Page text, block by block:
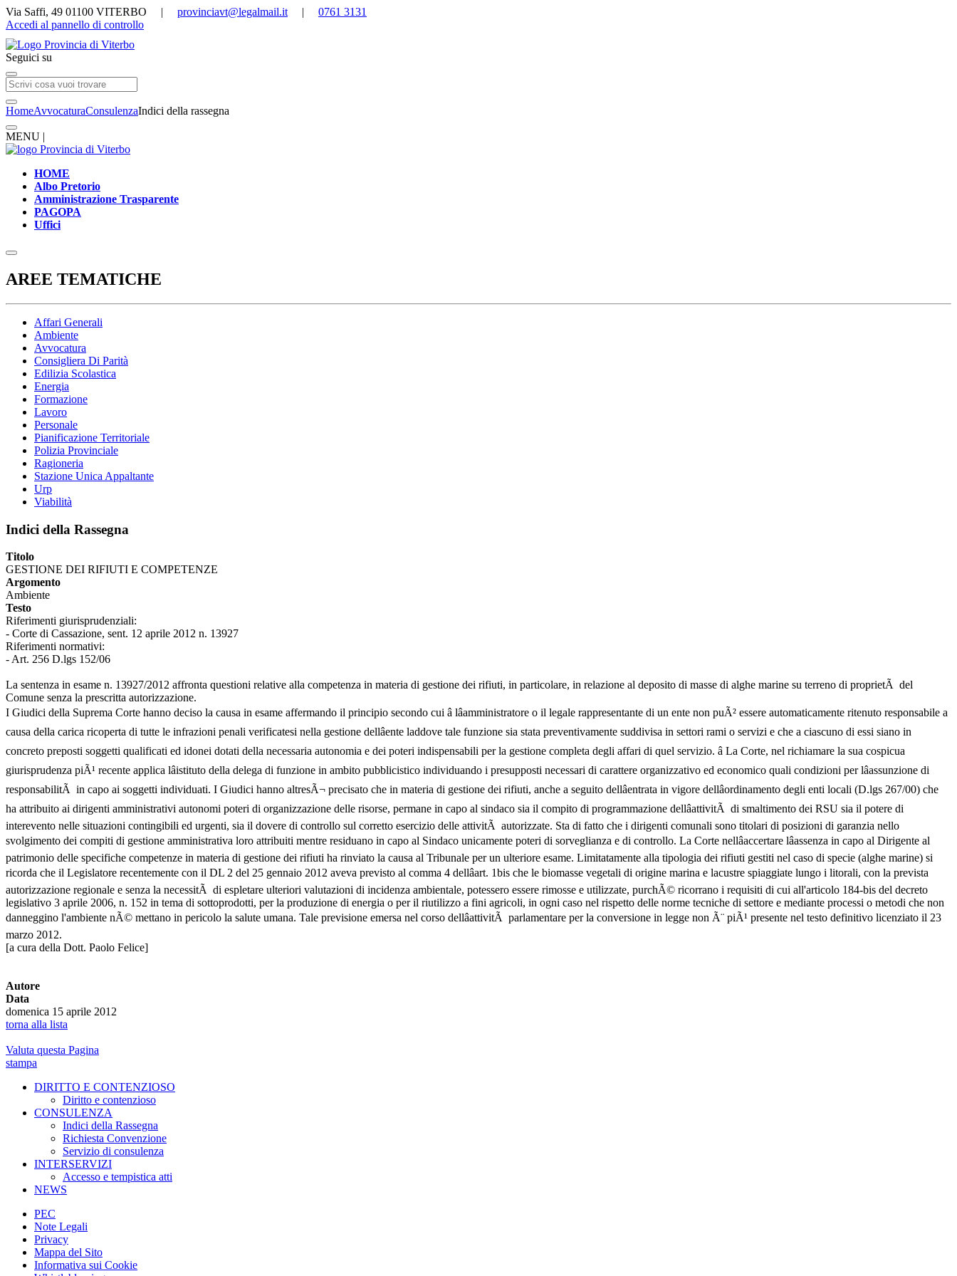
Via Saffi, 49 01100 VITERBO | provinciavt@legalmail.it | 0761 3131
Accedi al pannello di controllo
Seguici su
HomeAvvocaturaConsulenzaIndici della rassegna
MENU |
HOME
Albo Pretorio
Amministrazione Trasparente
PAGOPA
Uffici
AREE TEMATICHE
Affari Generali
Ambiente
Avvocatura
Consigliera Di Parità
Edilizia Scolastica
Energia
Formazione
Lavoro
Personale
Pianificazione Territoriale
Polizia Provinciale
Ragioneria
Stazione Unica Appaltante
Urp
Viabilità
Indici della Rassegna
Titolo
GESTIONE DEI RIFIUTI E COMPETENZE
Argomento
Ambiente
Testo
Riferimenti giurisprudenziali:
- Corte di Cassazione, sent. 12 aprile 2012 n. 13927
Riferimenti normativi:
- Art. 256 D.lgs 152/06
La sentenza in esame n. 13927/2012 affronta questioni relative alla competenza in materia di gestione dei rifiuti, in particolare, in relazione al deposito di masse di alghe marine su terreno di proprietÃ del
Comune senza la prescritta autorizzazione.
I Giudici della Suprema Corte hanno deciso la causa in esame affermando il principio secondo cui â lâamministratore o il legale rappresentante di un ente non puÃ² essere automaticamente ritenuto responsabile a
causa della carica ricoperta di tutte le infrazioni penali verificatesi nella gestione dellâente laddove tale funzione sia stata preventivamente suddivisa in settori rami o servizi e che a ciascuno di essi siano in
concreto preposti soggetti qualificati ed idonei dotati della necessaria autonomia e dei poteri indispensabili per la gestione completa degli affari di quel servizio. â La Corte, nel richiamare la sua cospicua
giurisprudenza piÃ¹ recente applica lâistituto della delega di funzione in ambito pubblicistico individuando i presupposti necessari di carattere organizzativo ed economico quali condizioni per lâassunzione di
responsabilitÃ in capo ai soggetti individuati. I Giudici hanno altresÃ¬ precisato che in materia di gestione dei rifiuti, anche a seguito dellâentrata in vigore dellâordinamento degli enti locali (D.lgs 267/00) che
ha attribuito ai dirigenti amministrativi autonomi poteri di organizzazione delle risorse, permane in capo al sindaco sia il compito di programmazione dellâattivitÃ di smaltimento dei RSU sia il potere di
interevento nelle situazioni contingibili ed urgenti, sia il dovere di controllo sul corretto esercizio delle attivitÃ autorizzate. Sta di fatto che i dirigenti comunali sono titolari di posizioni di garanzia nello
svolgimento dei compiti di gestione amministrativa loro attribuiti mentre residuano in capo al Sindaco unicamente poteri di sorveglianza e di controllo. La Corte nellâaccertare lâassenza in capo al Dirigente al
patrimonio delle specifiche competenze in materia di gestione dei rifiuti ha rinviato la causa al Tribunale per un ulteriore esame. Limitatamente alla tipologia dei rifiuti gestiti nel caso di specie (alghe marine) si
ricorda che il Legislatore recentemente con il DL 2 del 25 gennaio 2012 aveva previsto al comma 4 dellâart. 1bis che le biomasse vegetali di origine marina e lacustre spiaggiate lungo i litorali, con la prevista
autorizzazione regionale e senza la necessitÃ di espletare ulteriori valutazioni di incidenza ambientale, potessero essere rimosse e utilizzate, purchÃ© ricorrano i requisiti di cui all'articolo 184-bis del decreto
legislativo 3 aprile 2006, n. 152 in tema di sottoprodotti, per la produzione di energia o per il riutilizzo a fini agricoli, in ogni caso nel rispetto delle norme tecniche di settore e mediante processi o metodi che non
danneggino l'ambiente nÃ© mettano in pericolo la salute umana. Tale previsione emersa nel corso dellâattivitÃ parlamentare per la conversione in legge non Ã¨ piÃ¹ presente nel testo definitivo licenziato il 23
marzo 2012.
[a cura della Dott. Paolo Felice]
Autore
Data
domenica 15 aprile 2012
torna alla lista
Valuta questa Pagina
stampa
DIRITTO E CONTENZIOSO
Diritto e contenzioso
CONSULENZA
Indici della Rassegna
Richiesta Convenzione
Servizio di consulenza
INTERSERVIZI
Accesso e tempistica atti
NEWS
PEC
Note Legali
Privacy
Mappa del Sito
Informativa sui Cookie